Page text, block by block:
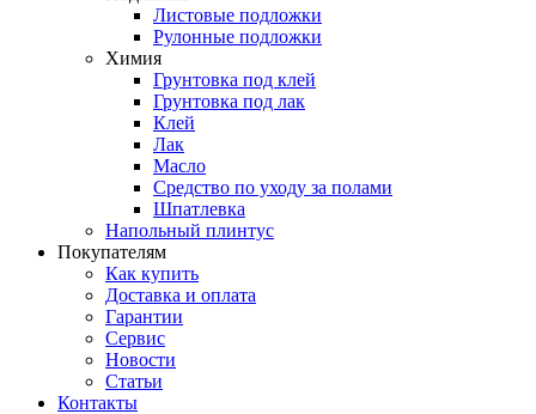
Листовые подложки
Рулонные подложки
Химия
Грунтовка под клей
Грунтовка под лак
Клей
Лак
Масло
Средство по уходу за полами
Шпатлевка
Напольный плинтус
Покупателям
Как купить
Доставка и оплата
Гарантии
Сервис
Новости
Статьи
Контакты